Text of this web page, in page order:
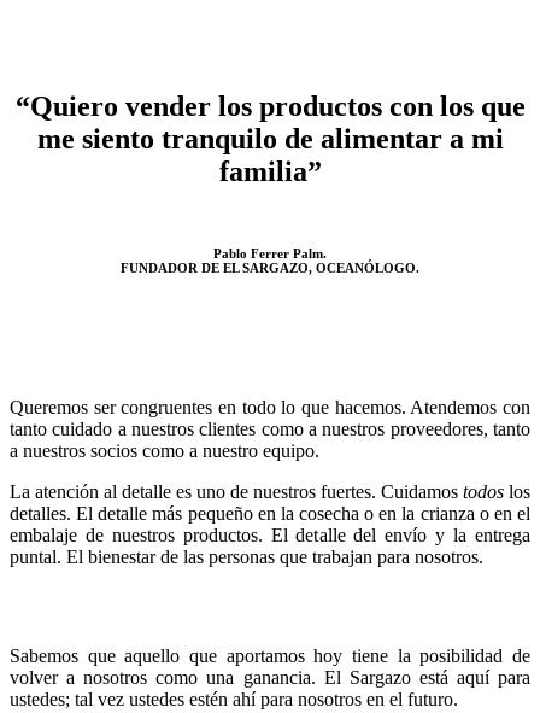
“Quiero vender los productos con los que
me siento tranquilo de alimentar a mi
familia”
Pablo Ferrer Palm.
FUNDADOR DE EL SARGAZO, OCEANÓLOGO.
Queremos ser congruentes en todo lo que hacemos. Atendemos con
tanto cuidado a nuestros clientes como a nuestros proveedores, tanto
a nuestros socios como a nuestro equipo.
La atención al detalle es uno de nuestros fuertes. Cuidamos todos los
detalles. El detalle más pequeño en la cosecha o en la crianza o en el
embalaje de nuestros productos. El detalle del envío y la entrega
puntal. El bienestar de las personas que trabajan para nosotros.
Sabemos que aquello que aportamos hoy tiene la posibilidad de
volver a nosotros como una ganancia. El Sargazo está aquí para
ustedes; tal vez ustedes estén ahí para nosotros en el futuro.